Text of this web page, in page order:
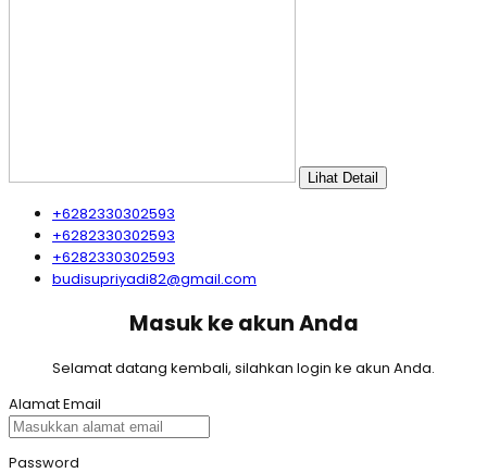
Lihat Detail
+6282330302593
+6282330302593
+6282330302593
budisupriyadi82@gmail.com
Masuk ke akun Anda
Selamat datang kembali, silahkan login ke akun Anda.
Alamat Email
Password